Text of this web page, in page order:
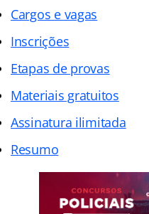
Cargos e vagas
Inscrições
Etapas de provas
Materiais gratuitos
Assinatura ilimitada
Resumo